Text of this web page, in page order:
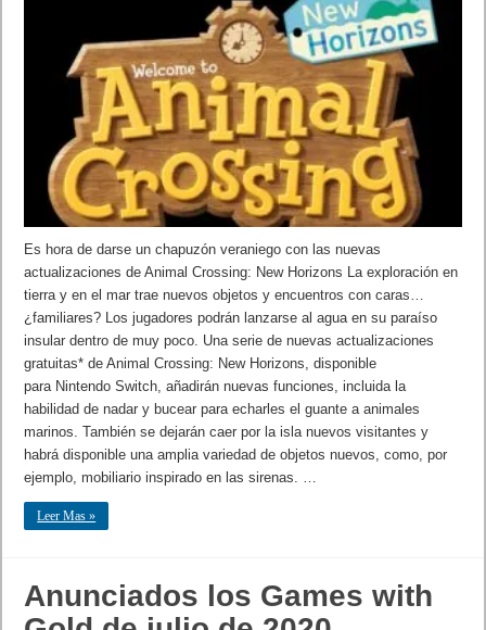
Es hora de darse un chapuzón veraniego con las nuevas
actualizaciones de Animal Crossing: New Horizons La exploración en
tierra y en el mar trae nuevos objetos y encuentros con caras…
¿familiares? Los jugadores podrán lanzarse al agua en su paraíso
insular dentro de muy poco. Una serie de nuevas actualizaciones
gratuitas* de Animal Crossing: New Horizons, disponible
para Nintendo Switch, añadirán nuevas funciones, incluida la
habilidad de nadar y bucear para echarles el guante a animales
marinos. También se dejarán caer por la isla nuevos visitantes y
habrá disponible una amplia variedad de objetos nuevos, como, por
ejemplo, mobiliario inspirado en las sirenas. …
Leer Mas »
Anunciados los Games with